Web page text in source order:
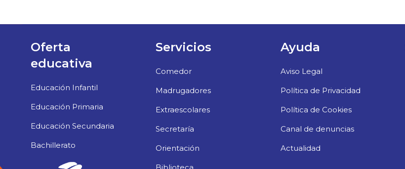
Oferta
educativa
Educación Infantil
Educación Primaria
Educación Secundaria
Bachillerato
Servicios
Comedor
Madrugadores
Extraescolares
Secretaría
Orientación
Ayuda
Aviso Legal
Política de Privacidad
Política de Cookies
Canal de denuncias
Actualidad